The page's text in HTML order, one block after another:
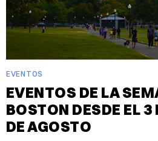
EVENTOS
EVENTOS DE LA
BOSTON DESDE EL 3
DE AGOSTO